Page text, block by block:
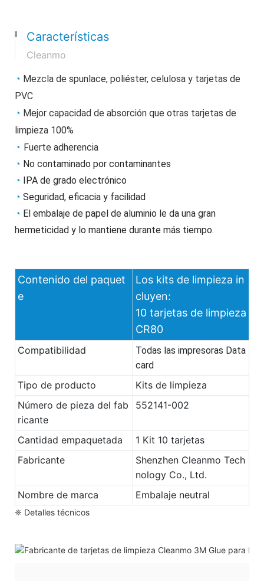
Características
Cleanmo
◔ Mezcla de spunlace, poliéster, celulosa y tarjetas de
PVC
◔ Mejor capacidad de absorción que otras tarjetas de
limpieza 100%
◔ Fuerte adherencia
◔ No contaminado por contaminantes
◔ IPA de grado electrónico
◔ Seguridad, eficacia y facilidad
◔ El embalaje de papel de aluminio le da una gran
hermeticidad y lo mantiene durante más tiempo.
Contenido del paquet
e
Los kits de limpieza in
cluyen:
10 tarjetas de limpieza
CR80
Compatibilidad
Todas las impresoras Data
card
Tipo de producto
Kits de limpieza
Número de pieza del fab
ricante
552141-002
Cantidad empaquetada
1 Kit 10 tarjetas
Fabricante
Shenzhen Cleanmo Tech
nology Co., Ltd.
Nombre de marca
Embalaje neutral
❈ Detalles técnicos